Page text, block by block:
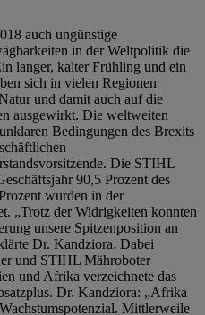
auch ungünstige
in der Weltpolitik die
langer, kalter Frühling und ein
sich in vielen Regionen
und damit auch auf die
ausgewirkt. Die weltweiten
Bedingungen des Brexits
Die STIHL
90,5 Prozent des
wurden in der
„Trotz der Widrigkeiten konnten
unsere Spitzenposition an
Dr. Kandziora. Dabei
und STIHL Mähroboter
und Afrika verzeichnete das
Dr. Kandziora: „Afrika
Mittlerweile